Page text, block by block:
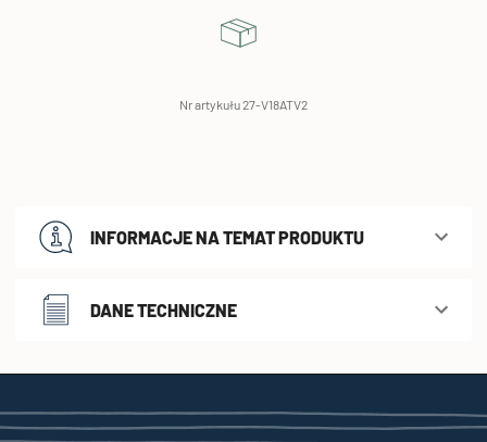
Nr artykułu 27-V18ATV2
INFORMACJE NA TEMAT PRODUKTU
DANE TECHNICZNE